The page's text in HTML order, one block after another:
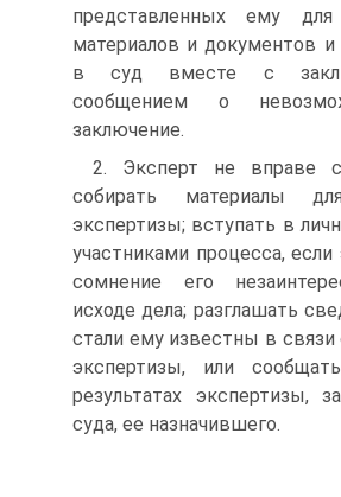
представленных ему для
материалов и документов
в суд вместе с
сообщением о
заключение.
2. Эксперт не вправе
собирать материалы
экспертизы; вступать в
участниками процесса,
сомнение его
исходе дела; разглашать
стали ему известны в
экспертизы, или
результатах экспертизы,
суда, ее назначившего.